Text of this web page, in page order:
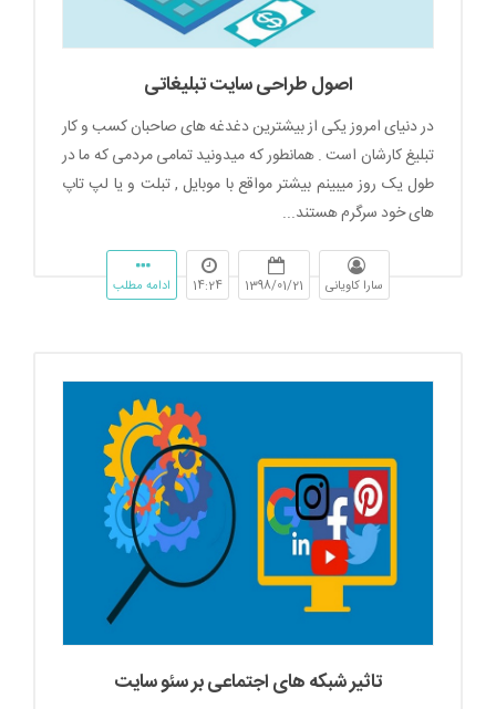
اصول طراحی سایت تبلیغاتی
در دنیای امروز یکی از بیشترین دغدغه های صاحبان کسب و کار
تبلیغ کارشان است . همانطور که میدونید تمامی مردمی که ما در
طول یک روز میبینم بیشتر مواقع با موبایل , تبلت و یا لپ تاپ
های خود سرگرم هستند...
سارا کاویانی 1398/01/21
14:24 ادامه مطلب
تاثیر شبکه های اجتماعی بر سئو سایت